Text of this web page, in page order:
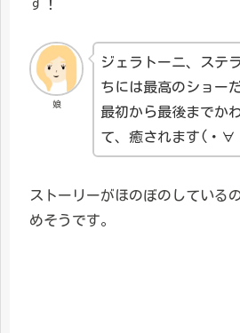
す！
娘
ジェラトーニ、ステ
ちには最高のショー
最初から最後までか
て、癒されます(・∀
ストーリーがほのぼのしている
めそうです。